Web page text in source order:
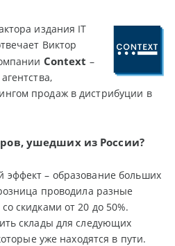
издания IT
Виктор
Соntext –
продаж в дистрибуции в
ушедших из России?
– образование больших
проводила разные
скидками от 20 до 50%.
склады для следующих
уже находятся в пути.